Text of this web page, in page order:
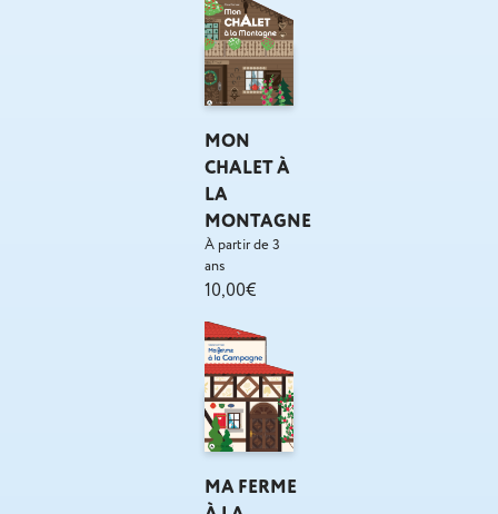
MON
CHALET À
LA
MONTAGNE
À partir de 3
ans
10,00€
MA FERME